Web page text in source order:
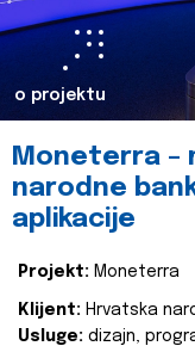
o projektu
Moneterra –
narodne
aplikacije
Projekt: Moneterra
Klijent: Hrvatska
Usluge: dizajn,